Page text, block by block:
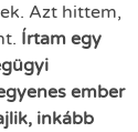
Azt hittem,
Írtam egy
ember
inkább